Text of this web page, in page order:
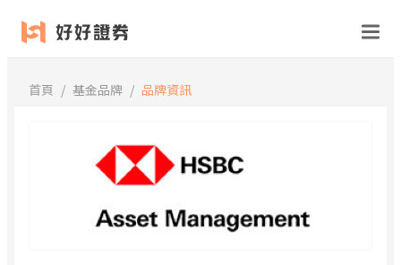
跳
至
首頁 / 基金品牌 / 品牌資訊